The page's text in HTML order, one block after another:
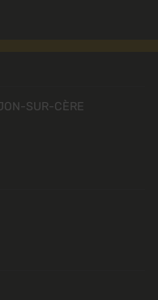
SUR-CÈRE